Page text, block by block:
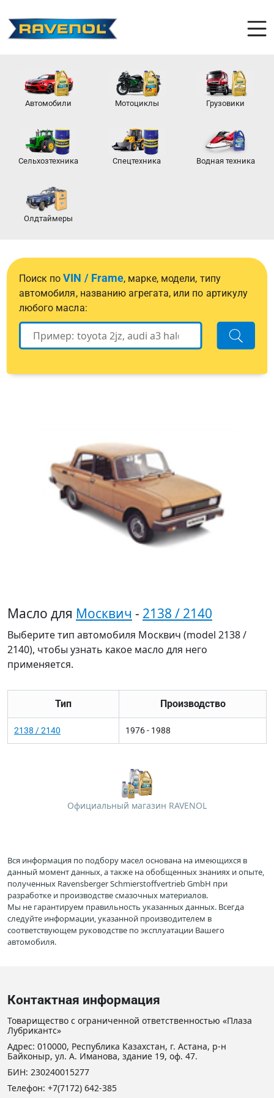
Автомобили Мотоциклы Грузовики
Сельхозтехника Спецтехника Водная техника
Олдтаймеры
Поиск поVIN / Frame, марке, модели, типу
автомобиля, названию агрегата, или по артикулу
любого масла:
Масло для Москвич - 2138 / 2140
Выберите тип автомобиля Москвич (model 2138 /
2140), чтобы узнать какое масло для него
применяется.
Тип Производство
2138 / 2140 1976 - 1988
Официальный магазин RAVENOL
Вся информация по подбору масел основана на имеющихся в
данный момент данных, а также на обобщенных знаниях и опыте,
полученных Ravensberger Schmierstoffvertrieb GmbH при
разработке и производстве смазочных материалов.
Мы не гарантируем правильность указанных данных. Всегда
следуйте информации, указанной производителем в
соответствующем руководстве по эксплуатации Вашего
автомобиля.
Контактная информация
Товарищество с ограниченной ответственностью «Плаза
Лубрикантс»
Адрес: 010000, Республика Казахстан, г. Астана, р-н
Байконыр, ул. А. Иманова, здание 19, оф. 47.
БИН: 230240015277
Телефон: +7(7172) 642-385